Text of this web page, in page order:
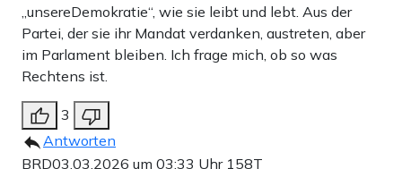
„unsereDemokratie“, wie sie leibt und lebt. Aus der
Partei, der sie ihr Mandat verdanken, austreten, aber
im Parlament bleiben. Ich frage mich, ob so was
Rechtens ist.
3
Antworten
BRD03.03.2026 um 03:33 Uhr 158T